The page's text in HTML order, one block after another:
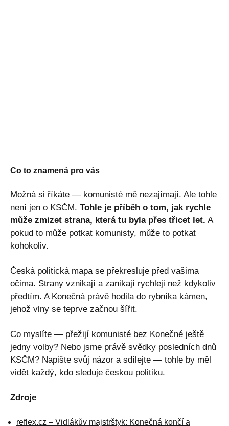
Co to znamená pro vás
Možná si říkáte — komunisté mě nezajímají. Ale tohle
není jen o KSČM. Tohle je příběh o tom, jak rychle
může zmizet strana, která tu byla přes třicet let. A
pokud to může potkat komunisty, může to potkat
kohokoliv.
Česká politická mapa se překresluje před vašima
očima. Strany vznikají a zanikají rychleji než kdykoliv
předtím. A Konečná právě hodila do rybníka kámen,
jehož vlny se teprve začnou šířit.
Co myslíte — přežijí komunisté bez Konečné ještě
jedny volby? Nebo jsme právě svědky posledních dnů
KSČM? Napište svůj názor a sdílejte — tohle by měl
vidět každý, kdo sleduje českou politiku.
Zdroje
reflex.cz – Vidlákův majstrštyk: Konečná končí a